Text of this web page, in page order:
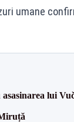
umane
lui